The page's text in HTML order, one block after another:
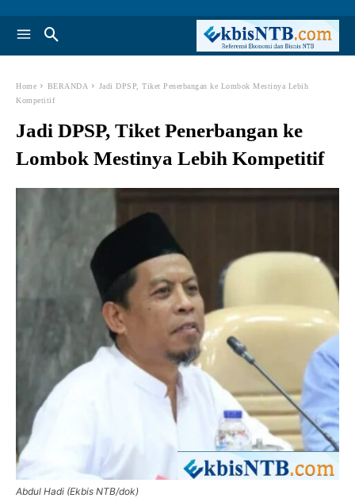
Home BERANDA
Jadi DPSP, Tiket Penerbangan ke Lombok Mestinya Lebih
Kompetitif
Jadi DPSP, Tiket Penerbangan ke
Lombok Mestinya Lebih Kompetitif
Abdul Hadi (Ekbis NTB/dok)